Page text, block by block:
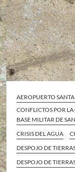
AEROPUERTO
CONFLICTOS POR
BASE MILITAR DE
CRISIS DEL AGUA
DESPOJO DE
DESPOJO DE